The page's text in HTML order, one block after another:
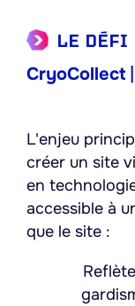
LE DÉFI
CryoCollect
L'enjeu
créer un site
en
accessible à
que le site :